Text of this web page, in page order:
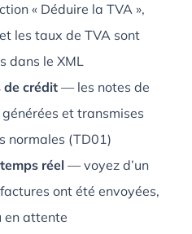
« Déduire la TVA »,
les taux de TVA sont
dans le XML
de crédit— les notes de
et transmises
normales (TD01)
réel — voyez d’un
ont été envoyées,
en attente